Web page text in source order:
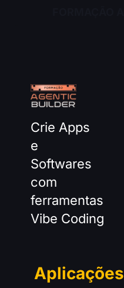
Crie Apps
e
Softwares
com
ferramentas
Vibe Coding
Aplicações